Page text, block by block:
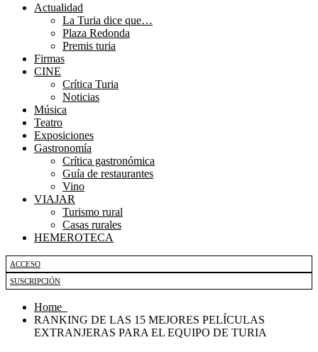
Actualidad
La Turia dice que…
Plaza Redonda
Premis turia
Firmas
CINE
Crítica Turia
Noticias
Música
Teatro
Exposiciones
Gastronomía
Crítica gastronómica
Guía de restaurantes
Vino
VIAJAR
Turismo rural
Casas rurales
HEMEROTECA
ACCESO
SUSCRIPCIÓN
Home
RANKING DE LAS 15 MEJORES PELÍCULAS
EXTRANJERAS PARA EL EQUIPO DE TURIA